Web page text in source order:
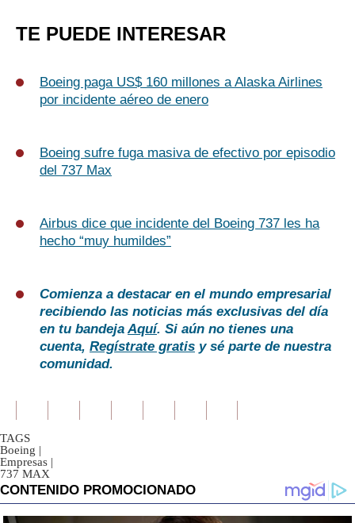
TE PUEDE INTERESAR
Boeing paga US$ 160 millones a Alaska Airlines
por incidente aéreo de enero
Boeing sufre fuga masiva de efectivo por episodio
del 737 Max
Airbus dice que incidente del Boeing 737 les ha
hecho “muy humildes”
Comienza a destacar en el mundo empresarial
recibiendo las noticias más exclusivas del día
en tu bandejaAquí. Si aún no tienes una
cuenta, Regístrate gratis y sé parte de nuestra
comunidad.
TAGS
Boeing |
Empresas |
737 MAX